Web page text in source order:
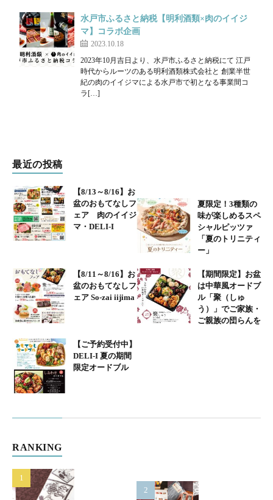
水戸市ふるさと納税【明利酒類×肉のイイジ
マ】コラボ企画
2023.10.18
2023年10月吉日より、水戸市ふるさと納税にて 江戸
時代からルーツのある明利酒類株式会社と 創業半世
紀の肉のイイジマによる水戸市で初となる事業間コ
ラ[…]
最近の投稿
【8/13～8/16】お
盆のおもてなしフ
ェア 肉のイイジ
マ・DELI-I
夏限定！3種類の
味が楽しめるスペ
シャルピッツァ
「夏のトリニティ
ー」
【8/11～8/16】お
盆のおもてなしフ
ェア So-zai iijima
【期間限定】お盆
は中華風オードブ
ル「聚（しゅ
う）」でご家族・
ご親族の団らんを
【ご予約受付中】
DELI-I 夏の期間
限定オードブル
RANKING